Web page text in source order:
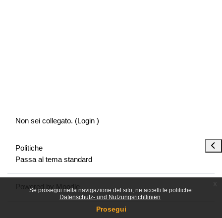
Se prosegui nella navigazione del sito, ne accetti le politiche:
Datenschutz- und Nutzungsrichtlinien
Prosegui
Non sei collegato. (Login )
Politiche
Passa al tema standard
Powered byMoodle